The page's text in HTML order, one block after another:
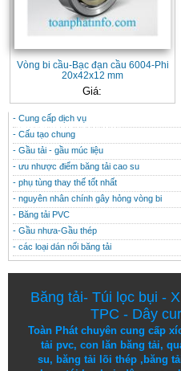
Vòng bi cầu-Bạc đạn cầu 6004-Phi
20x42x12 mm
Giá:
CONTACT
THÔNG TIN HỮU ÍCH
- Cung cấp dịch vụ
- Cấu tạo chung
- Gầu tải - gầu múc liệu
- ưu nhược điểm băng tải cao su
- phụ tùng thay thế tốt nhất
- nguyên nhân chính gây hỏng vòng bi
- Băng tải PVC
- Gầu nhưa-Gầu thép
- các loại dán nối băng tải
Băng tải- Túi lọc bụi -
TPC - Dây
Toàn Phát chuyên cung cấp
tải pvc,con lăn băng tải,
su, băng tải lõi thép,băng